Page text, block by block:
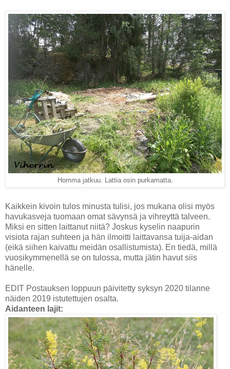
Homma jatkuu. Lattia osin purkamatta.
Kaikkein kivoin tulos minusta tulisi, jos mukana olisi myös
havukasveja tuomaan omat sävynsä ja vihreyttä talveen.
Miksi en sitten laittanut niitä? Joskus kyselin naapurin
visiota rajan suhteen ja hän ilmoitti laittavansa tuija-aidan
(eikä siihen kaivattu meidän osallistumista). En tiedä, millä
vuosikymmenellä se on tulossa, mutta jätin havut siis
hänelle.
EDIT Postauksen loppuun päivitetty syksyn 2020 tilanne
näiden 2019 istutettujen osalta.
Aidanteen lajit: